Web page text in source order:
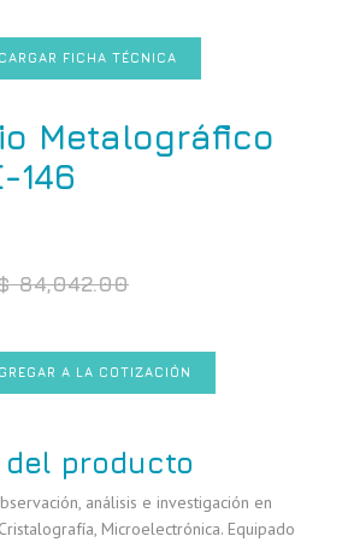
FICHA TÉCNICA
Metalográfico
146
84,042.00
A LA COTIZACIÓN
producto
análisis e investigación en
Microelectrónica. Equipado